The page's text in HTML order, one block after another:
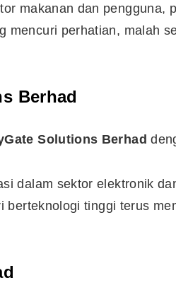
makanan dan pengguna,
mencuri perhatian, malah
Berhad
Solutions Berhad
dalam sektor elektronik
berteknologi tinggi terus